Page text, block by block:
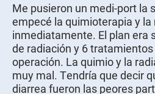
Me pusieron un medi-port la
empecé la quimioterapia y la
inmediatamente. El plan era
de radiación y 6
operación. La quimio y la
muy mal. Tendría que decir
diarrea fueron las peores